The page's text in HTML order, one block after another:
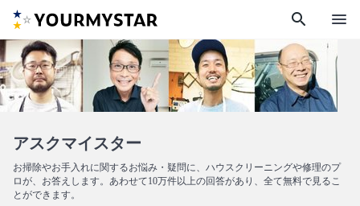
search menu
アスクマイスター
お掃除やお手入れに関するお悩み・疑問に、ハウスクリーニングや修理のプ
ロが、お答えします。あわせて10万件以上の回答があり、全て無料で見るこ
とができます。